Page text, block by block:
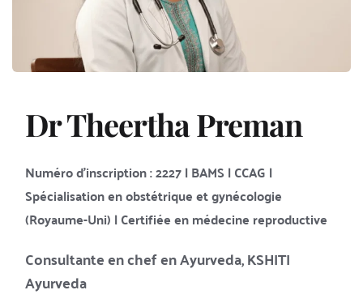
Dr Theertha Preman
Numéro d'inscription : 2227 | BAMS | CCAG |
Spécialisation en obstétrique et gynécologie
(Royaume-Uni) | Certifiée en médecine reproductive
Consultante en chef en Ayurveda, KSHITI
Ayurveda